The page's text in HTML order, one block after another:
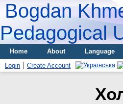
Bogdan
Pedagogical
Home About Language
Login
Create Account